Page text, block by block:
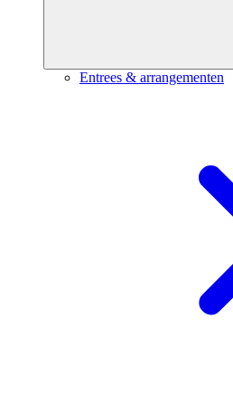
Entrees & arrangementen